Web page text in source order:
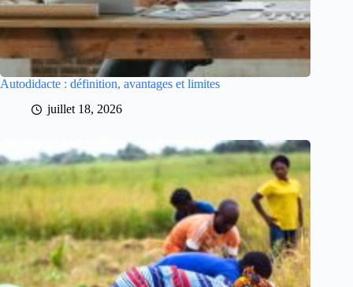
Autodidacte : définition, avantages et limites
juillet 18, 2026